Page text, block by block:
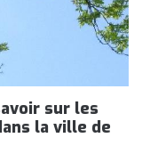
sur les
la ville de